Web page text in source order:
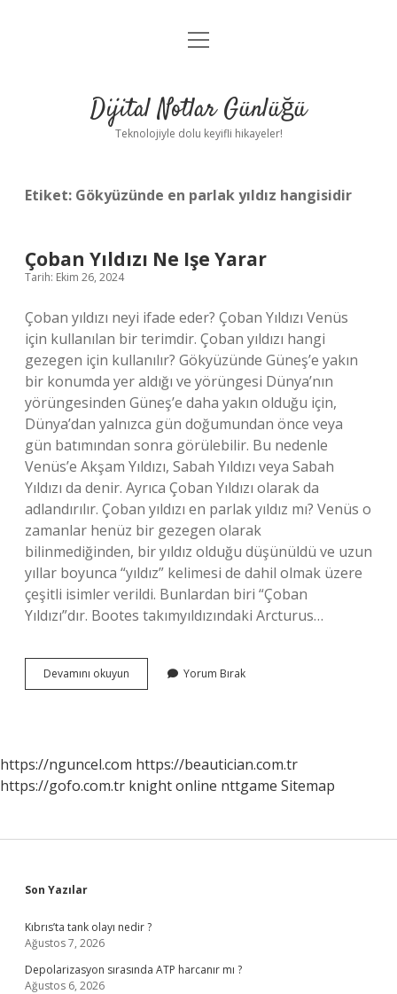
Anasayfa
Yasal Uyarı
menüyü
Dijital Notlar Günlüğü
Teknolojiyle dolu keyifli hikayeler!
Etiket: Gökyüzünde en parlak yıldız hangisidir
Çoban Yıldızı Ne Işe Yarar
Tarih: Ekim 26, 2024
Çoban yıldızı neyi ifade eder? Çoban Yıldızı Venüs
için kullanılan bir terimdir. Çoban yıldızı hangi
gezegen için kullanılır? Gökyüzünde Güneş’e yakın
bir konumda yer aldığı ve yörüngesi Dünya’nın
yörüngesinden Güneş’e daha yakın olduğu için,
Dünya’dan yalnızca gün doğumundan önce veya
gün batımından sonra görülebilir. Bu nedenle
Venüs’e Akşam Yıldızı, Sabah Yıldızı veya Sabah
Yıldızı da denir. Ayrıca Çoban Yıldızı olarak da
adlandırılır. Çoban yıldızı en parlak yıldız mı? Venüs o
zamanlar henüz bir gezegen olarak
bilinmediğinden, bir yıldız olduğu düşünüldü ve uzun
yıllar boyunca “yıldız” kelimesi de dahil olmak üzere
çeşitli isimler verildi. Bunlardan biri “Çoban
Yıldızı”dır. Bootes takımyıldızındaki Arcturus…
Devamını okuyun
Yıldızı
Yorum Bırak
https://nguncel.com https://beautician.com.tr
https://gofo.com.tr knight online nttgame Sitemap
Sidebar
Son Yazılar
Kıbrıs’ta tank olayı nedir ?
Ağustos 7, 2026
Depolarizasyon sırasında ATP harcanır mı ?
Ağustos 6, 2026